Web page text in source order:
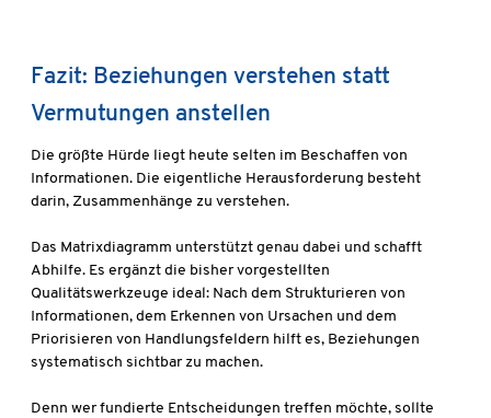
Fazit: Beziehungen verstehen statt
Vermutungen anstellen
Die größte Hürde liegt heute selten im Beschaffen von
Informationen. Die eigentliche Herausforderung besteht
darin, Zusammenhänge zu verstehen.
Das Matrixdiagramm unterstützt genau dabei und schafft
Abhilfe. Es ergänzt die bisher vorgestellten
Qualitätswerkzeuge ideal: Nach dem Strukturieren von
Informationen, dem Erkennen von Ursachen und dem
Priorisieren von Handlungsfeldern hilft es, Beziehungen
systematisch sichtbar zu machen.
Denn wer fundierte Entscheidungen treffen möchte, sollte